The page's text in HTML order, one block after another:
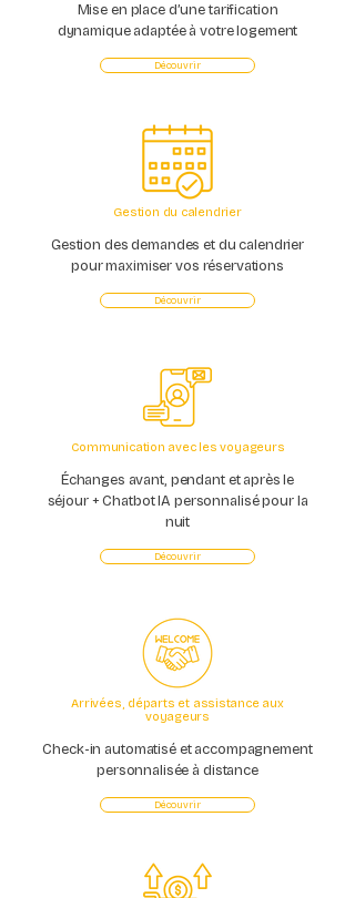
Mise en place d’une tarification
dynamique adaptée à votre logement
Découvrir
Gestion du calendrier
Gestion des demandes et du calendrier
pour maximiser vos réservations
Découvrir
Communication avec les voyageurs
Échanges avant, pendant et après le
séjour + Chatbot IA personnalisé pour la
nuit
Découvrir
Arrivées, départs et assistance aux
voyageurs
Check-in automatisé et accompagnement
personnalisée à distance
Découvrir